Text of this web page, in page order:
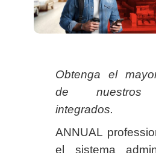
Obtenga el
de nuestros
integrados.
ANNUAL
el sistema